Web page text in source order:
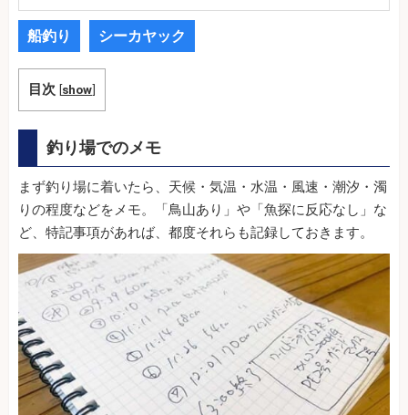
船釣り シーカヤック
目次 [show]
釣り場でのメモ
まず釣り場に着いたら、天候・気温・水温・風速・潮汐・濁
りの程度などをメモ。「鳥山あり」や「魚探に反応なし」な
ど、特記事項があれば、都度それらも記録しておきます。